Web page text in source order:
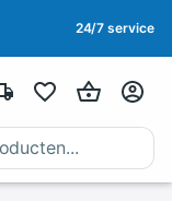
24/7 service